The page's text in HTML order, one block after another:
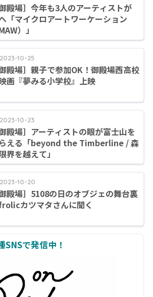
御殿場］今年も3人のアーティストが
「マイクロアートワーケーション
）」
2023-10-25
御殿場］親子で参加OK！御殿場西高校
画『夢みる小学校』上映
2023-10-23
御殿場］アーティストの眼が富士山を
える「beyond the Timberline / 森
界を越えて」
2023-10-20
御殿場］5108の日のオブジェの舞台裏
カツマタさんに聞く
SNSで発信中！